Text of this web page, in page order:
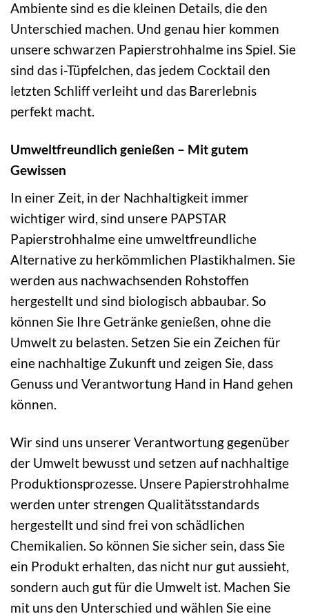
Ambiente sind es die kleinen Details, die den
Unterschied machen. Und genau hier kommen
unsere schwarzen Papierstrohhalme ins Spiel. Sie
sind das i-Tüpfelchen, das jedem Cocktail den
letzten Schliff verleiht und das Barerlebnis
perfekt macht.
Umweltfreundlich genießen – Mit gutem
Gewissen
In einer Zeit, in der Nachhaltigkeit immer
wichtiger wird, sind unsere PAPSTAR
Papierstrohhalme eine umweltfreundliche
Alternative zu herkömmlichen Plastikhalmen. Sie
werden aus nachwachsenden Rohstoffen
hergestellt und sind biologisch abbaubar. So
können Sie Ihre Getränke genießen, ohne die
Umwelt zu belasten. Setzen Sie ein Zeichen für
eine nachhaltige Zukunft und zeigen Sie, dass
Genuss und Verantwortung Hand in Hand gehen
können.
Wir sind uns unserer Verantwortung gegenüber
der Umwelt bewusst und setzen auf nachhaltige
Produktionsprozesse. Unsere Papierstrohhalme
werden unter strengen Qualitätsstandards
hergestellt und sind frei von schädlichen
Chemikalien. So können Sie sicher sein, dass Sie
ein Produkt erhalten, das nicht nur gut aussieht,
sondern auch gut für die Umwelt ist. Machen Sie
mit uns den Unterschied und wählen Sie eine